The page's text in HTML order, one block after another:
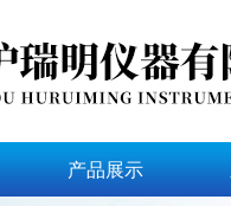
产品展示